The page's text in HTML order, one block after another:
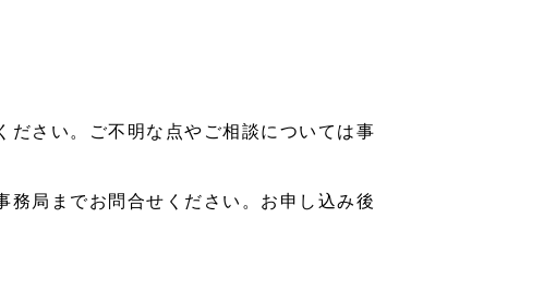
ださい。ご不明な点やご相談については事
務局までお問合せください。お申し込み後